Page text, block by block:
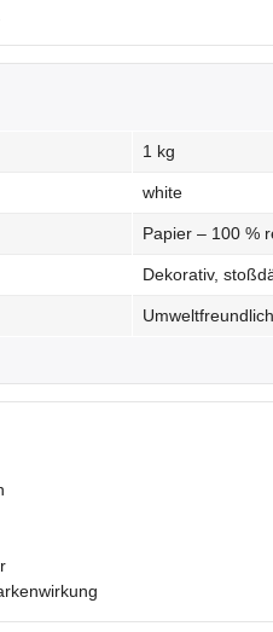
1 kg
white
Papier – 100 %
Dekorativ,